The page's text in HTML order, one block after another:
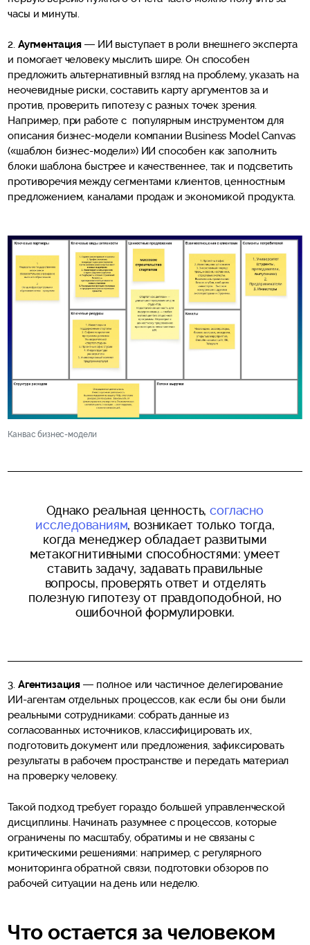
часы и минуты.
2. Аугментация — ИИ выступает в роли внешнего эксперта
и помогает человеку мыслить шире. Он способен
предложить альтернативный взгляд на проблему, указать на
неочевидные риски, составить карту аргументов за и
против, проверить гипотезу с разных точек зрения.
Например, при работе с популярным инструментом для
описания бизнес-модели компании Business Model Canvas
(«шаблон бизнес-модели») ИИ способен как заполнить
блоки шаблона быстрее и качественнее, так и подсветить
противоречия между сегментами клиентов, ценностным
предложением, каналами продаж и экономикой продукта.
Канвас бизнес-модели
Однако реальная ценность,согласно
исследованиям, возникает только тогда,
когда менеджер обладает развитыми
метакогнитивными способностями: умеет
ставить задачу, задавать правильные
вопросы, проверять ответ и отделять
полезную гипотезу от правдоподобной, но
ошибочной формулировки.
3. Агентизация— полное или частичное делегирование
ИИ-агентам отдельных процессов, как если бы они были
реальными сотрудниками: собрать данные из
согласованных источников, классифицировать их,
подготовить документ или предложения, зафиксировать
результаты в рабочем пространстве и передать материал
на проверку человеку.
Такой подход требует гораздо большей управленческой
дисциплины. Начинать разумнее с процессов, которые
ограничены по масштабу, обратимы и не связаны с
критическими решениями: например, с регулярного
мониторинга обратной связи, подготовки обзоров по
рабочей ситуации на день или неделю.
Что остается за человеком